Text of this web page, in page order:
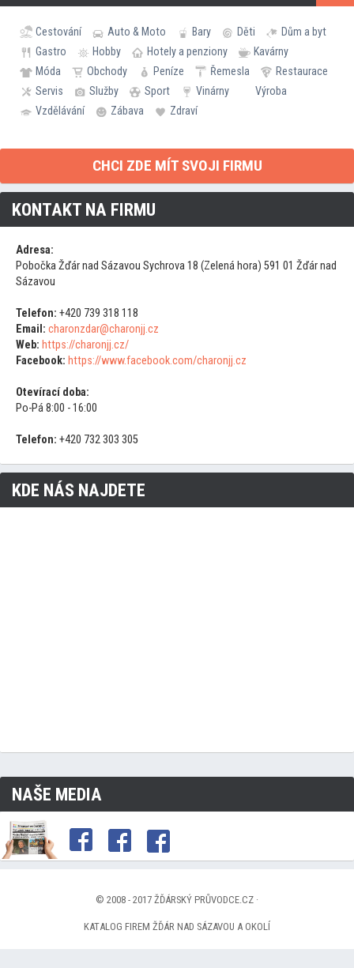
Cestování Auto & Moto Bary Děti
Dům a byt
Gastro
Hobby Hotely a penziony
Kavárny
Móda
Obchody Peníze Řemesla
Restaurace
Servis
Služby Sport Vinárny
Výroba
Vzdělávání
Zábava Zdraví
CHCI ZDE MÍT SVOJI FIRMU
KONTAKT NA FIRMU
Adresa:
Pobočka Žďár nad Sázavou Sychrova 18 (Zelená hora) 591 01 Žďár nad
Sázavou
Telefon: +420 739 318 118
Email: charonzdar@charonjj.cz
Web: https://charonjj.cz/
Facebook: https://www.facebook.com/charonjj.cz
Otevírací doba:
Po-Pá 8:00 - 16:00
Telefon: +420 732 303 305
KDE NÁS NAJDETE
NAŠE MEDIA
© 2008 - 2017 ŽĎÁRSKÝ PRŮVODCE.CZ ·
KATALOG FIREM ŽĎÁR NAD SÁZAVOU A OKOLÍ